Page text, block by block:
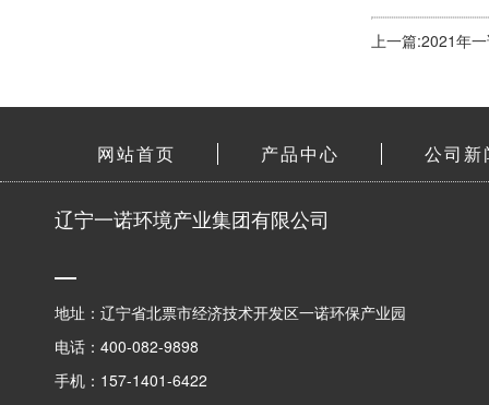
上一篇:2021年
网站首页 产品中心 公司新
辽宁一诺环境产业集团有限公司
地址：辽宁省北票市经济技术开发区一诺环保产业园
电话：400-082-9898
手机：157-1401-6422